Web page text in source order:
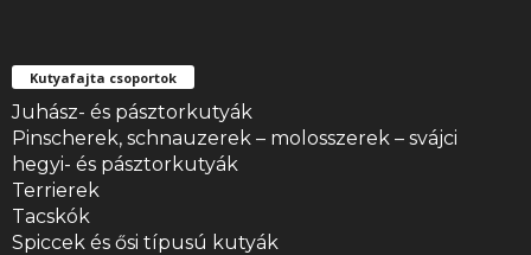
Kutyafajta csoportok
Juhász- és pásztorkutyák
Pinscherek, schnauzerek – molosszerek – svájci
hegyi- és pásztorkutyák
Terrierek
Tacskók
Spiccek és ősi típusú kutyák